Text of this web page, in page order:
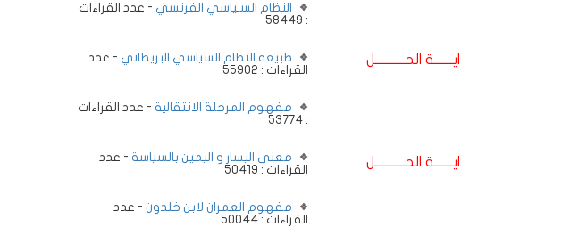
ايـــــــة الحـــــــــــل
ايـــــــة الحـــــــــــل
النظام السـياسي الفرنسي - عدد القراءات
: 58449
طبيعة النظام السياسي البريطاني - عدد
القراءات : 55902
مفهوم المرحلة الانتقالية - عدد القراءات
: 53774
معنى اليسار و اليمين بالسياسة - عدد
القراءات : 50419
مفهوم العمران لابن خلدون - عدد
القراءات : 50044